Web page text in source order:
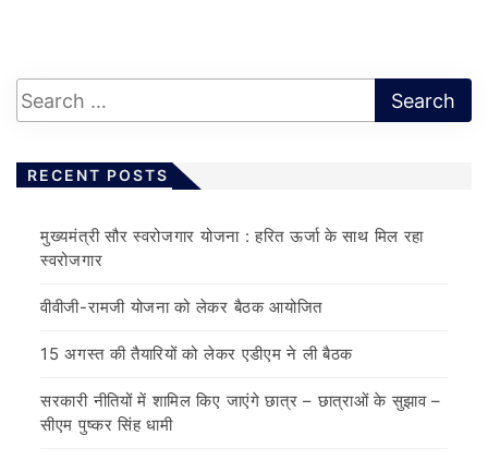
RECENT POSTS
मुख्यमंत्री सौर स्वरोजगार योजना : हरित ऊर्जा के साथ मिल रहा
स्वरोजगार
वीवीजी-रामजी योजना को लेकर बैठक आयोजित
15 अगस्त की तैयारियों को लेकर एडीएम ने ली बैठक
सरकारी नीतियों में शामिल किए जाएंगे छात्र – छात्राओं के सुझाव –
सीएम पुष्कर सिंह धामी